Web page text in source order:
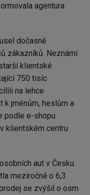
agentura
dočasně
zákazníků. Neznámí
klientské
750 tisíc
na lehce
k jménům, heslům a
podle e-shopu
klientském centru
aut v Česku
meziročně o 6,3
se zvýšil o osm